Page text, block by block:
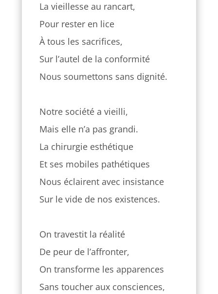
La vieillesse au rancart,
Pour rester en lice
À tous les sacrifices,
Sur l’autel de la conformité
Nous soumettons sans dignité.
Notre société a vieilli,
Mais elle n’a pas grandi.
La chirurgie esthétique
Et ses mobiles pathétiques
Nous éclairent avec insistance
Sur le vide de nos existences.
On travestit la réalité
De peur de l’affronter,
On transforme les apparences
Sans toucher aux consciences,